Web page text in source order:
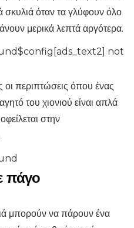
όταν τα γλύφουν όλο
μερικά λεπτά αργότερα.
not
οι περιπτώσεις όπου ένας
του χιονιού είναι απλά
στην
πάγο
μπορούν να πάρουν ένα